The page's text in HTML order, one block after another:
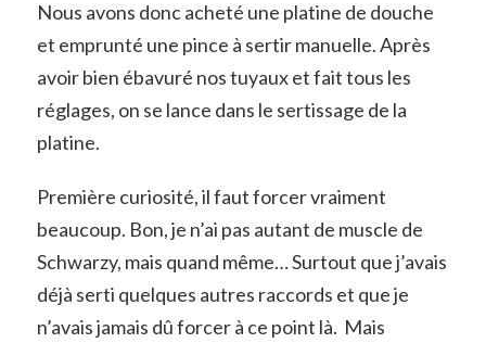
Nous avons donc acheté une platine de douche
et emprunté une pince à sertir manuelle. Après
avoir bien ébavuré nos tuyaux et fait tous les
réglages, on se lance dans le sertissage de la
platine.
Première curiosité, il faut forcer vraiment
beaucoup. Bon, je n’ai pas autant de muscle de
Schwarzy, mais quand même… Surtout que j’avais
déjà serti quelques autres raccords et que je
n’avais jamais dû forcer à ce point là. Mais